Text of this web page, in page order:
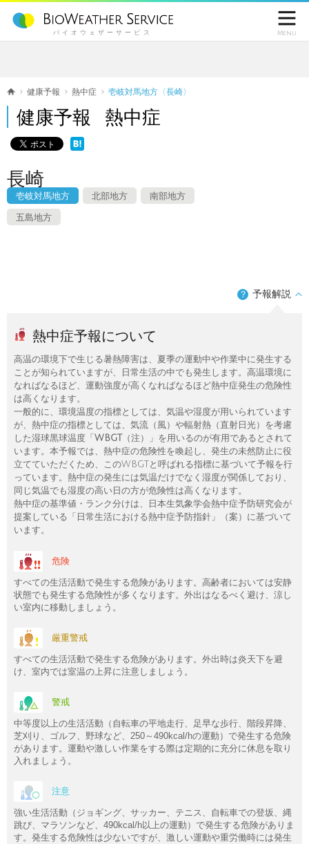
バイオウェザーサービス

Menu
健康予報 熱中症 壱岐対馬地方〈長崎〉
健康予報 熱中症
長崎
壱岐対馬地方 北部地方 南部地方
五島地方
？ 予報解説
熱中症予報について
高温の環境下で生じる暑熱障害は、夏季の運動中や作業中に発生する
ことが知られていますが、日常生活の中でも発生します。高温環境に
なればなるほど、運動強度が高くなればなるほど熱中症発生の危険性
は高くなります。
一般的に、環境温度の指標としては、気温や湿度が用いられています
が、熱中症の指標としては、気流（風）や輻射熱（直射日光）を考慮
した湿球黒球温度「 WBGT
（注）」を用いるのが有用であるとされて
います。本予報では、熱中症の危険性を喚起し、発生の未然防止に役
立てていただくため、このWBGTと呼ばれる指標に基づいて予報を行
っています。熱中症の発生には気温だけでなく湿度が関係しており、
同じ気温でも湿度の高い日の方が危険性は高くなります。
熱中症の基準値・ランク分けは、日本生気象学会熱中症予防研究会が
提案している「日常生活における熱中症予防指針」（案）に基づいて
います。
危険
すべての生活活動で発生する危険があります。高齢者においては安静
状態でも発生する危険性が多くなります。外出はなるべく避け、涼し
い室内に移動しましょう。
厳重警戒
すべての生活活動で発生する危険があります。外出時は炎天下を避
け、室内では室温の上昇に注意しましょう。
警戒
中等度以上の生活活動（自転車の平地走行、足早な歩行、階段昇降、
芝刈り、ゴルフ、野球など、250～490kcal/hの運動）で発生する危険
があります。運動や激しい作業をする際は定期的に充分に休息を取り
入れましょう。
注意
強い生活活動（ジョギング、サッカー、テニス、自転車での登坂、縄
跳び、マラソンなど、490kcal/h以上の運動）で発生する危険がありま
す。発生する危険性は少ないですが、激しい運動や重労働時には発生